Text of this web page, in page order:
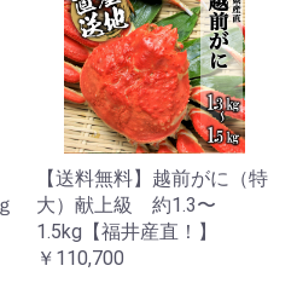
【送料無料】越前がに（特
大）献上級 約1.3〜
1.5kg【福井産直！】
￥110,700